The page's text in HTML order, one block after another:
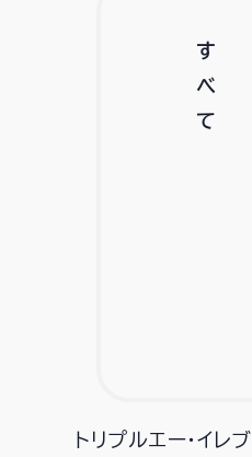
す
べ
て
トリプルエー・イレブ